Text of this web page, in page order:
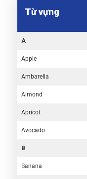
Từ vựng
A
Apple
Ambarella
Almond
Apricot
Avocado
B
Banana